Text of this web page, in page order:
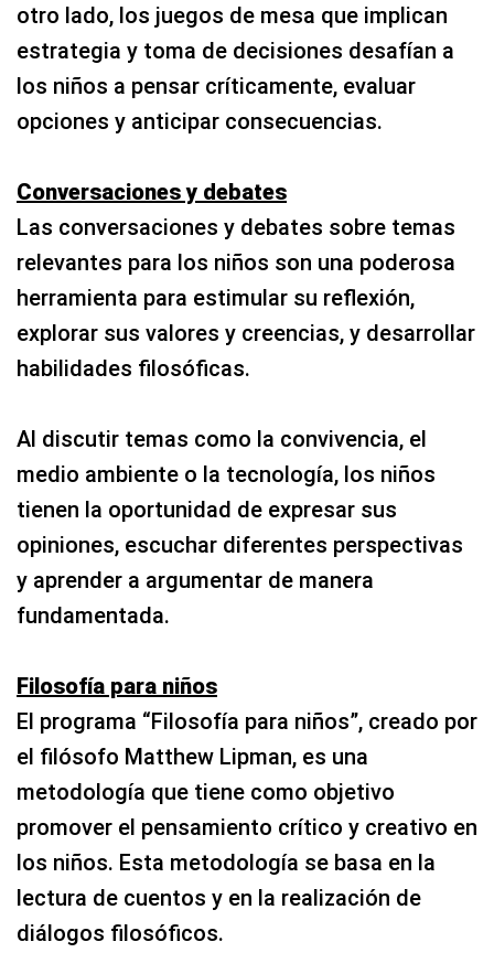
otro lado, los juegos de mesa que implican
estrategia y toma de decisiones desafían a
los niños a pensar críticamente, evaluar
opciones y anticipar consecuencias.
Conversaciones y debates
Las conversaciones y debates sobre temas
relevantes para los niños son una poderosa
herramienta para estimular su reflexión,
explorar sus valores y creencias, y desarrollar
habilidades filosóficas.
Al discutir temas como la convivencia, el
medio ambiente o la tecnología, los niños
tienen la oportunidad de expresar sus
opiniones, escuchar diferentes perspectivas
y aprender a argumentar de manera
fundamentada.
Filosofía para niños
El programa “Filosofía para niños”, creado por
el filósofo Matthew Lipman, es una
metodología que tiene como objetivo
promover el pensamiento crítico y creativo en
los niños. Esta metodología se basa en la
lectura de cuentos y en la realización de
diálogos filosóficos.